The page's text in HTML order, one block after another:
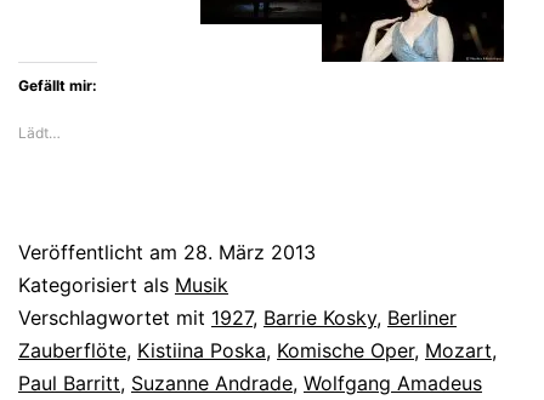
Gefällt mir:
Lädt…
Veröffentlicht am 28. März 2013
Kategorisiert als Musik
Verschlagwortet mit 1927, Barrie Kosky, Berliner
Zauberflöte, Kistiina Poska, Komische Oper, Mozart,
Paul Barritt, Suzanne Andrade, Wolfgang Amadeus